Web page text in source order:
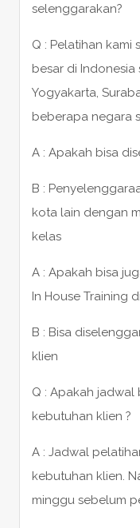
selenggarakan?
Q : Pelatihan
besar di Indonesia
Yogyakarta,
beberapa negara
A : Apakah bisa
B :
kota lain dengan
kelas
A : Apakah bisa
In House Training
B : Bisa
klien
Q : Apakah jadwal
kebutuhan klien ?
A : Jadwal
kebutuhan klien.
minggu sebelum